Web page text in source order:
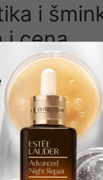
i
i cena
prodaja i cena Srbija i
Kozmetika i šminka
i šminka dostava
PROIZVODI